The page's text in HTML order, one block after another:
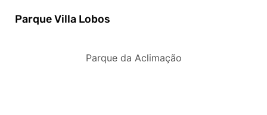
Parque Villa Lobos
Parque da Aclimação